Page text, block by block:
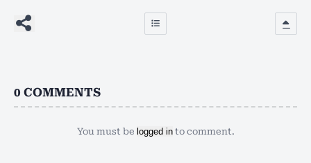
0 COMMENTS
You must be logged into comment.